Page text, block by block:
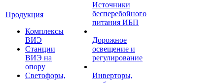
Продукция
Комплексы
ВИЭ
Станции
ВИЭ на
опору
Светофоры,
Источники
бесперебойного
питания ИБП
Дорожное
освещение и
регулирование
Инверторы,